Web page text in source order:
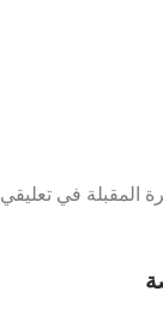
المقبلة في تعليقي.